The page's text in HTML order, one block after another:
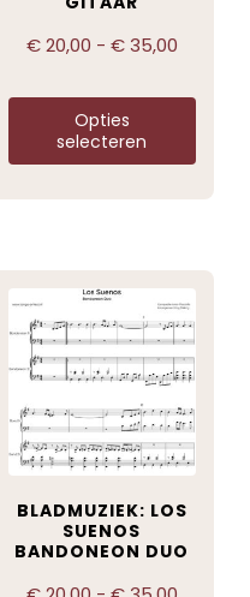
€20,00 - €35,00
Opties
selecteren
BLADMUZIEK: LOS
SUENOS
BANDONEON DUO